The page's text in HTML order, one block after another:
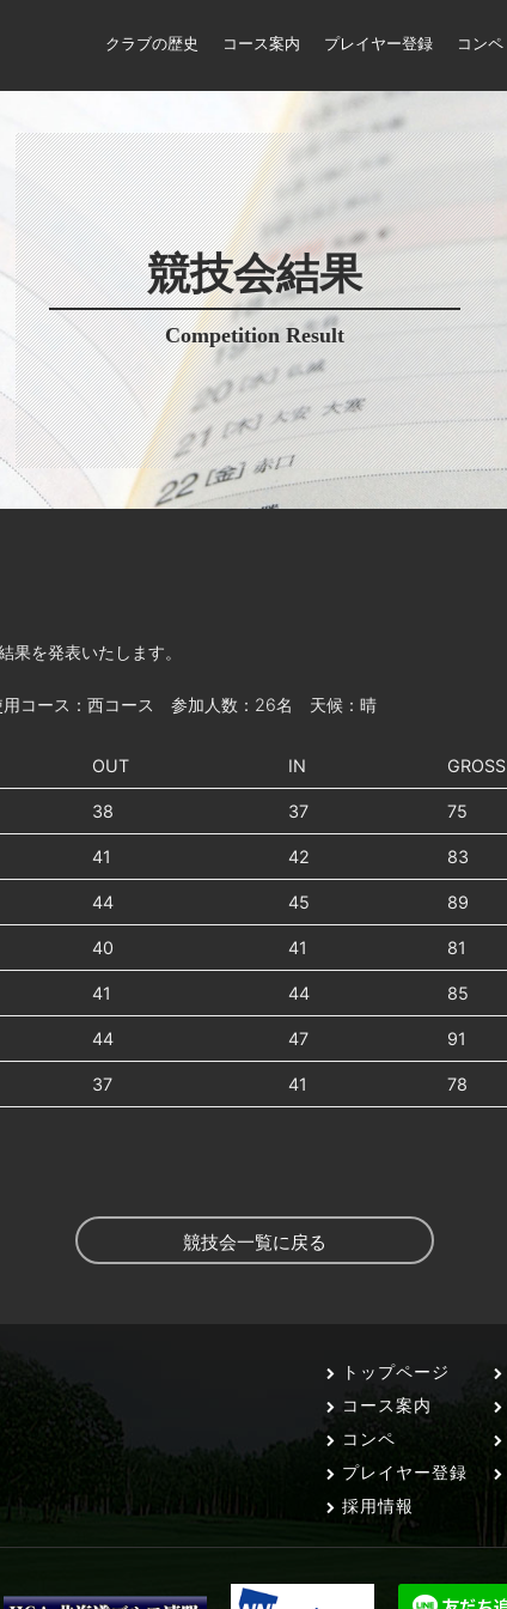
クラブの歴史 コース案内 プレイヤー登録 コンペ
競技会結果
Competition Result
を発表いたします。
用コース：西コース 参加人数：26名 天候：晴
OUT IN GROSS
38 37 75
41 42 83
44 45 89
40 41 81
41 44 85
44 47 91
37 41 78
競技会一覧に戻る
トップページ
コース案内
コンペ
プレイヤー登録
採用情報